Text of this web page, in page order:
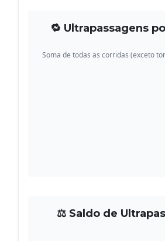
🔁 Ultrapassagens
Soma de todas as corridas (exceto
⚖ Saldo de